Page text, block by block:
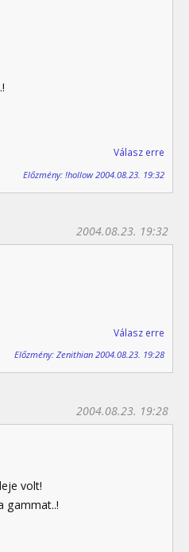
Válasz erre
Előzmény: !hollow 2004.08.23. 19:32
2004.08.23. 19:32
Válasz erre
Előzmény: Zenithian 2004.08.23. 19:28
2004.08.23. 19:28
volt!
gammat..!